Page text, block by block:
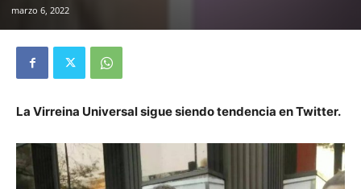
marzo 6, 2022
La Virreina Universal sigue siendo tendencia en Twitter.